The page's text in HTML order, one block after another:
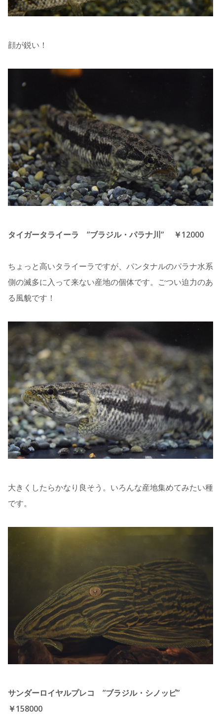
顔が鋭い！
タイガータライーラ ”ブラジル・パラナ川” ￥12000
ちょっと高いタライーラですが、パンタナルのパラナ水系
側の滅多に入って来ない産地の個体です。ごつい迫力のあ
る風貌です！
大きくしたらかなり良そう。いろんな産地集めてみたい種
です。
サンダーロイヤルプレコ ”ブラジル・シノッピ”
￥158000